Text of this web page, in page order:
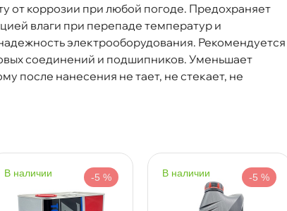
от коррозии при любой погоде. Предохраняет
влаги при перепаде температур и
электрооборудования. Рекомендуется
соединений и подшипников. Уменьшает
после нанесения не тает, не стекает, не
наличии -5 % наличии -5 %
(при заказе от 2000₽) Срочная за 2 ч – 399 ₽